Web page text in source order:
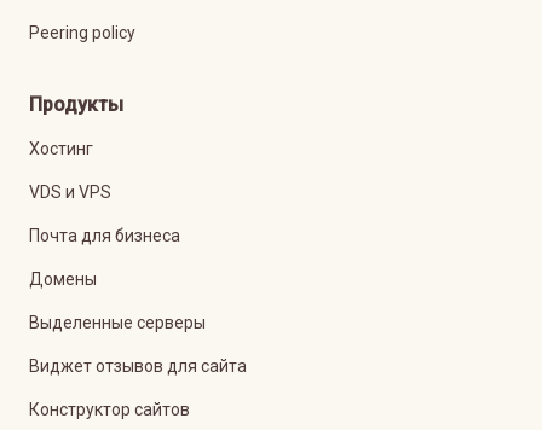
Peering policy
Продукты
Хостинг
VDS и VPS
Почта для бизнеса
Домены
Выделенные серверы
Виджет отзывов для сайта
Конструктор сайтов